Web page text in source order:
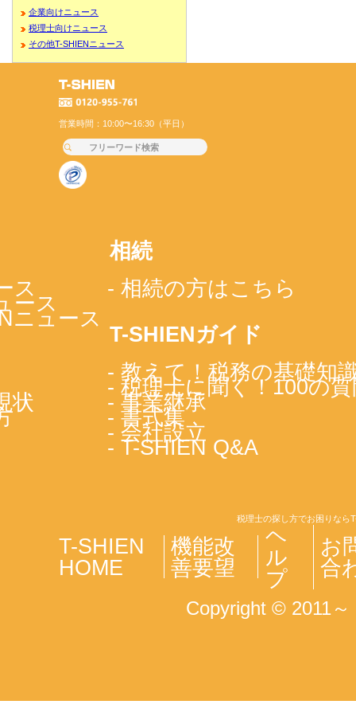
企業向けニュース
税理士向けニュース
その他T-SHIENニュース
営業時間：10:00〜16:30（平日）
ス
ース
ニュース
状
相続
- 相続の方はこちら
T-SHIENガイド
- 教えて！税務の基礎知
- 税理士に聞く！100の
- 事業継承
- 書式集
- 会社設立
- T-SHIEN Q&A
税理士の探し方でお困りなら
T-SHIEN
HOME
機能改
善要望
ヘ
ル
プ
お
合
Copyright © 2011